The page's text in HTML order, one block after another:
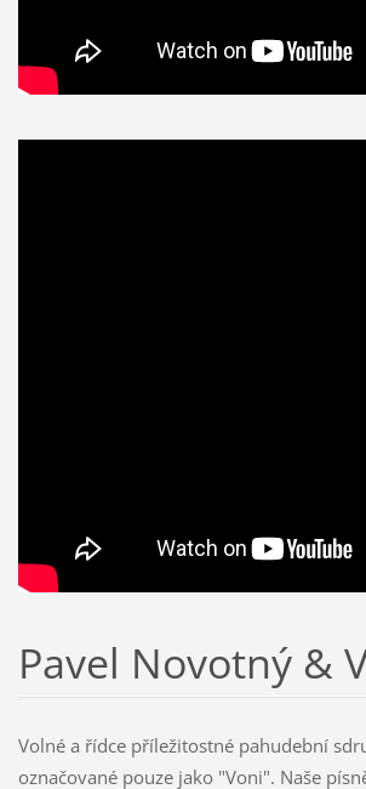
Pavel Novotný &
Volné a řídce příležitostné pahudební
označované pouze jako "Voni". Naše